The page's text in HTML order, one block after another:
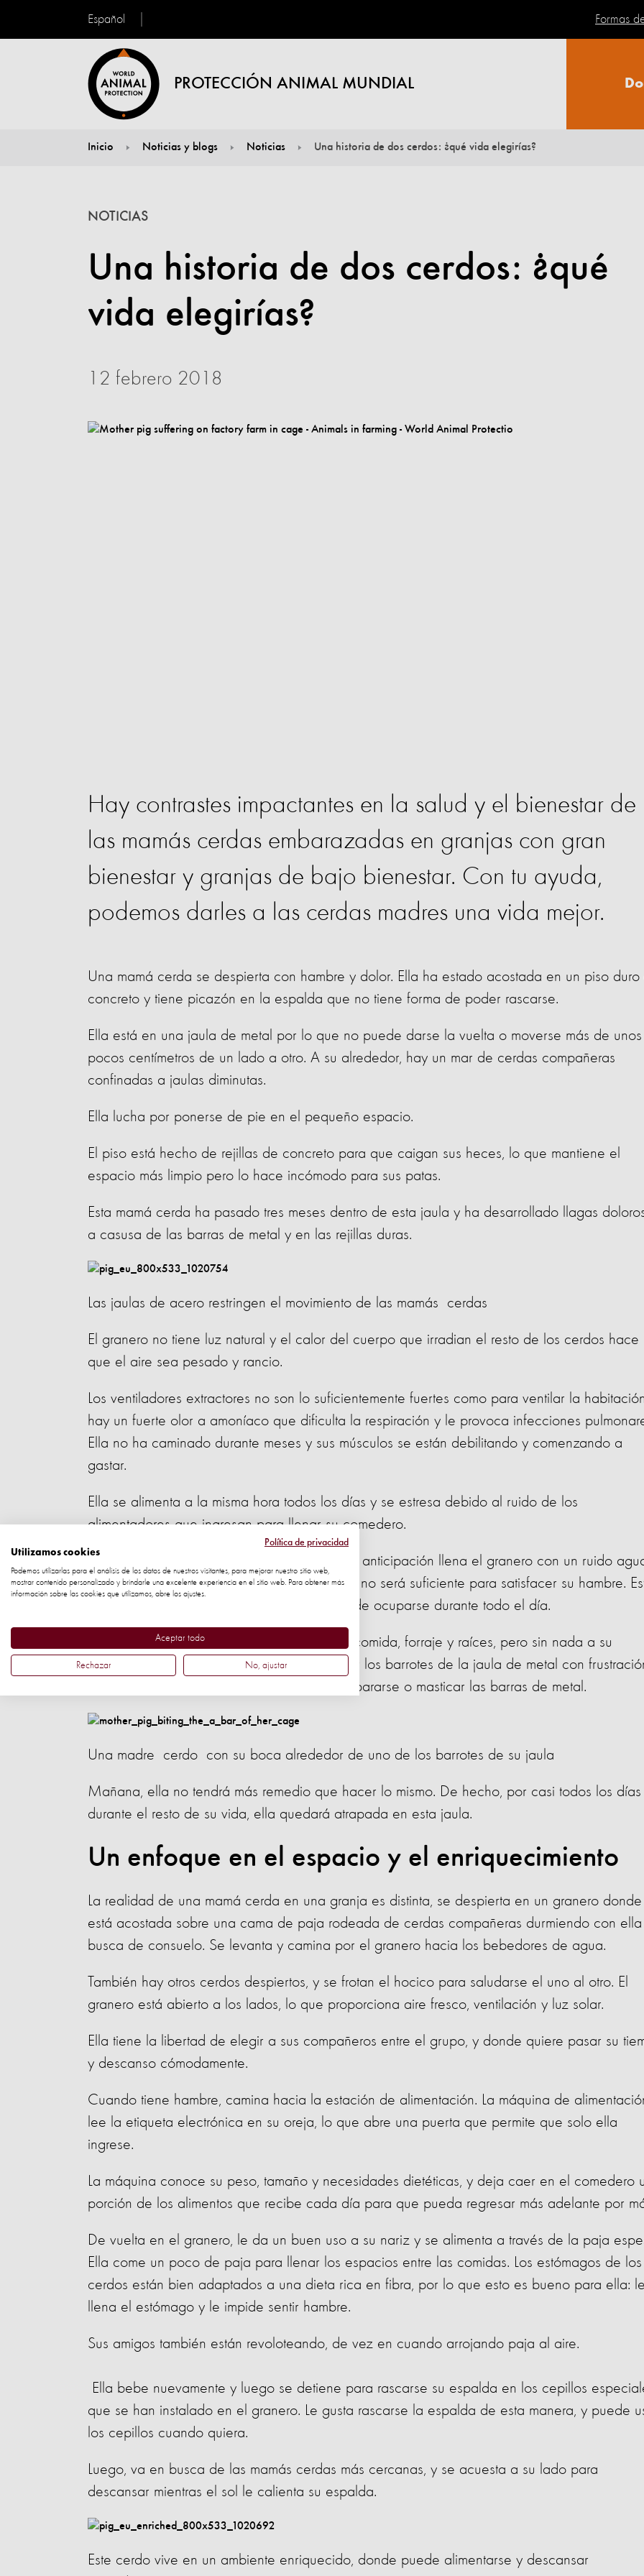
Español
PROTECCIÓN ANIMAL MUNDIAL
Formas
Inicio Noticias y blogs Noticias Una historia de dos cerdos: ¿qué vida elegirías?
Una historia de dos cerdos: ¿qué
vida elegirías?
NOTICIAS
12 febrero 2018
Hay contrastes impactantes en la salud y el bienestar de
las mamás cerdas embarazadas en granjas con gran
bienestar y granjas de bajo bienestar. Con tu ayuda,
podemos darles a las cerdas madres una vida mejor.
Una mamá cerda se despierta con hambre y dolor. Ella ha estado acostada en un piso duro
concreto y tiene picazón en la espalda que no tiene forma de poder rascarse.
Ella está en una jaula de metal por lo que no puede darse la vuelta o moverse más de unos
pocos centímetros de un lado a otro. A su alrededor, hay un mar de cerdas compañeras
confinadas a jaulas diminutas.
Ella lucha por ponerse de pie en el pequeño espacio.
El piso está hecho de rejillas de concreto para que caigan sus heces, lo que mantiene el
espacio más limpio pero lo hace incómodo para sus patas.
Esta mamá cerda ha pasado tres meses dentro de esta jaula y ha desarrollado llagas
a casusa de las barras de metal y en las rejillas duras.
Las jaulas de acero restringen el movimiento de las mamás cerdas
El granero no tiene luz natural y el calor del cuerpo que irradian el resto de los cerdos hace
que el aire sea pesado y rancio.
Los ventiladores extractores no son lo suficientemente fuertes como para ventilar la
hay un fuerte olor a amoníaco que dificulta la respiración y le provoca infecciones
Ella no ha caminado durante meses y sus músculos se están debilitando y comenzando a
gastar.
Ella se alimenta a la misma hora todos los días y se estresa debido al ruido de los
alimentadores que ingresan para llenar su comedero.
El sonido de los cerdos chillando con intensa anticipación llena el granero con un ruido
La alimentación que recibe es concentrada y no será suficiente para satisfacer su hambre.
pequeña comida es todo en lo que ella puede ocuparse durante todo el día.
Ella tiene un fuerte impulso de escarbar por comida, forraje y raíces, pero sin nada a su
alrededor para explorar, comienza a masticar los barrotes de la jaula de metal con
Todo lo que ella puede hacer es acostarse, pararse o masticar las barras de metal.
Una madre cerdo con su boca alrededor de uno de los barrotes de su jaula
Mañana, ella no tendrá más remedio que hacer lo mismo. De hecho, por casi todos los días
durante el resto de su vida, ella quedará atrapada en esta jaula.
Un enfoque en el espacio y el enriquecimiento
La realidad de una mamá cerda en una granja es distinta, se despierta en un granero donde
está acostada sobre una cama de paja rodeada de cerdas compañeras durmiendo con
busca de consuelo. Se levanta y camina por el granero hacia los bebedores de agua.
También hay otros cerdos despiertos, y se frotan el hocico para saludarse el uno al otro. El
granero está abierto a los lados, lo que proporciona aire fresco, ventilación y luz solar.
Ella tiene la libertad de elegir a sus compañeros entre el grupo, y donde quiere pasar su
y descanso cómodamente.
Cuando tiene hambre, camina hacia la estación de alimentación. La máquina de
lee la etiqueta electrónica en su oreja, lo que abre una puerta que permite que solo ella
ingrese.
La máquina conoce su peso, tamaño y necesidades dietéticas, y deja caer en el comedero
porción de los alimentos que recibe cada día para que pueda regresar más adelante por
De vuelta en el granero, le da un buen uso a su nariz y se alimenta a través de la paja
Ella come un poco de paja para llenar los espacios entre las comidas. Los estómagos de los
cerdos están bien adaptados a una dieta rica en fibra, por lo que esto es bueno para ella: le
llena el estómago y le impide sentir hambre.
Sus amigos también están revoloteando, de vez en cuando arrojando paja al aire.
Ella bebe nuevamente y luego se detiene para rascarse su espalda en los cepillos
que se han instalado en el granero. Le gusta rascarse la espalda de esta manera, y puede
los cepillos cuando quiera.
Luego, va en busca de las mamás cerdas más cercanas, y se acuesta a su lado para
descansar mientras el sol le calienta su espalda.
Este cerdo vive en un ambiente enriquecido, donde puede alimentarse y descansar
Política de privacidad
Utilizamos cookies
Podemos utilizarlas para el análisis de los datos de nuestros visitantes, para mejorar nuestro sitio web,
mostrar contenido personalizado y brindarle una excelente experiencia en el sitio web. Para obtener más
información sobre las cookies que utilizamos, abre los ajustes.
Aceptar todo
Rechazar No, ajustar